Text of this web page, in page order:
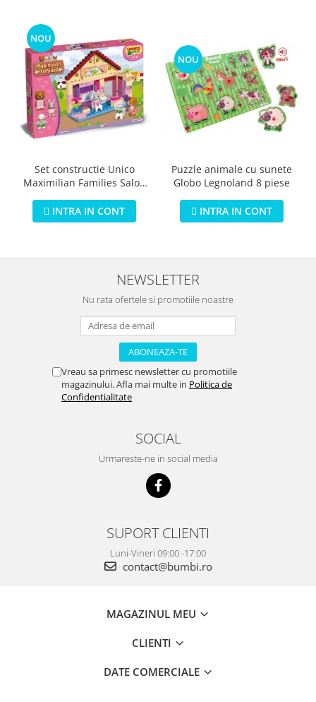
NOU
Set constructie Unico
Maximilian Families Salon
INTRA IN CONT
NOU
Puzzle animale cu sunete
Globo Legnoland 8 piese
INTRA IN CONT
NEWSLETTER
Nu rata ofertele si promotiile noastre
Vreau sa primesc newsletter cu promotiile
magazinului. Afla mai multe in Politica de
Confidentialitate
SOCIAL
Urmareste-ne in social media
SUPORT CLIENTI
Luni-Vineri 09:00 -17:00
contact@bumbi.ro
MAGAZINUL MEU
CLIENTI
DATE COMERCIALE